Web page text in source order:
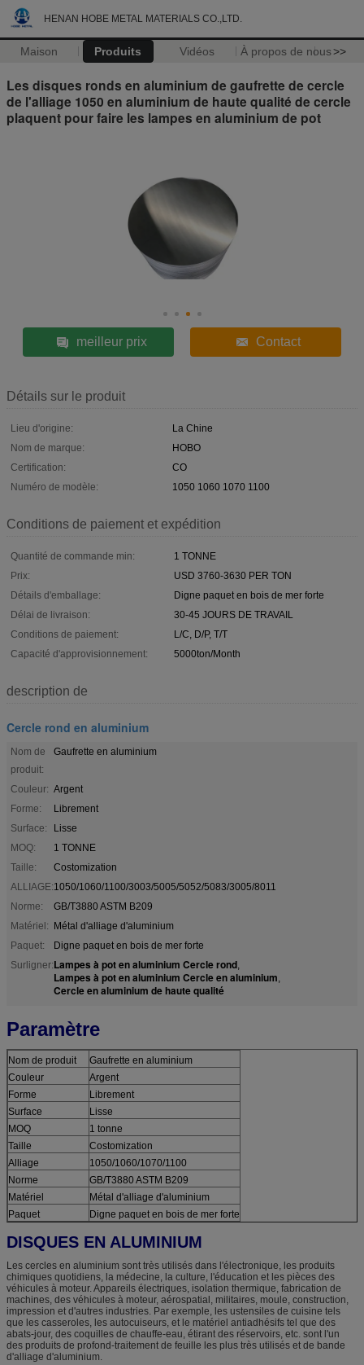
HENAN HOBE METAL MATERIALS CO.,LTD.
Maison Produits Vidéos À propos de nous>>
Les disques ronds en aluminium de gaufrette de cercle
de l'alliage 1050 en aluminium de haute qualité de cercle
plaquent pour faire les lampes en aluminium de pot
meilleur prix Contact
Détails sur le produit
Lieu d'origine:
La Chine
Nom de marque:
HOBO
Certification:
CO
Numéro de modèle:
1050 1060 1070 1100
Conditions de paiement et expédition
Quantité de commande min:
1 TONNE
Prix:
USD 3760-3630 PER TON
Détails d'emballage:
Digne paquet en bois de mer forte
Délai de livraison:
30-45 JOURS DE TRAVAIL
Conditions de paiement:
L/C, D/P, T/T
Capacité d'approvisionnement:
5000ton/Month
description de
Cercle rond en aluminium
Nom de
produit:
Gaufrette en aluminium
Couleur: Argent
Forme:
Librement
Surface:
Lisse
MOQ:
1 TONNE
Taille:
Costomization
ALLIAGE:1050/1060/1100/3003/5005/5052/5083/3005/8011
Norme:
GB/T3880 ASTM B209
Matériel: Métal d'alliage d'aluminium
Paquet:
Digne paquet en bois de mer forte
Surligner:Lampes à pot en aluminium Cercle rond,
Lampes à pot en aluminium Cercle en aluminium,
Cercle en aluminium de haute qualité
Paramètre
Nom de produit
Gaufrette en aluminium
Couleur
Argent
Forme
Librement
Surface
Lisse
MOQ
1 tonne
Taille
Costomization
Alliage
1050/1060/1070/1100
Norme
GB/T3880 ASTM B209
Matériel
Métal d'alliage d'aluminium
Paquet
Digne paquet en bois de mer forte
DISQUES EN ALUMINIUM
Les cercles en aluminium sont très utilisés dans l'électronique, les produits
chimiques quotidiens, la médecine, la culture, l'éducation et les pièces des
véhicules à moteur. Appareils électriques, isolation thermique, fabrication de
machines, des véhicules à moteur, aérospatial, militaires, moule, construction,
impression et d'autres industries. Par exemple, les ustensiles de cuisine tels
que les casseroles, les autocuiseurs, et le matériel antiadhésifs tel que des
abats-jour, des coquilles de chauffe-eau, étirant des réservoirs, etc. sont l'un
des produits de profond-traitement de feuille les plus très utilisés et de bande
d'alliage d'aluminium.